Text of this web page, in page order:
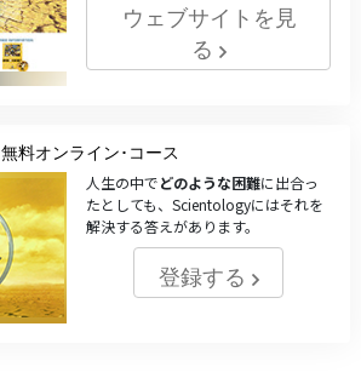
ウェブサイトを見
る
無料オンライン･コース
人生の中でどのような困難に出合っ
たとしても、Scientologyにはそれを
解決する答えがあります。
登録する